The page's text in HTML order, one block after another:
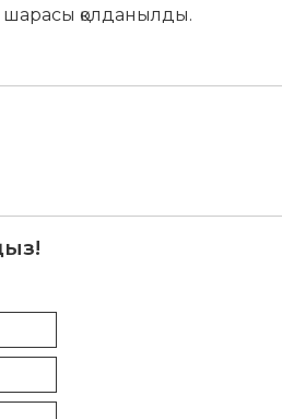
шарасы қолданылды.